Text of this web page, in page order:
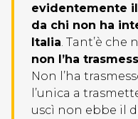
evidentemente
da chi non ha
Italia. Tant’è che
non l’ha
Non l’ha
l’unica a
uscì non ebbe il